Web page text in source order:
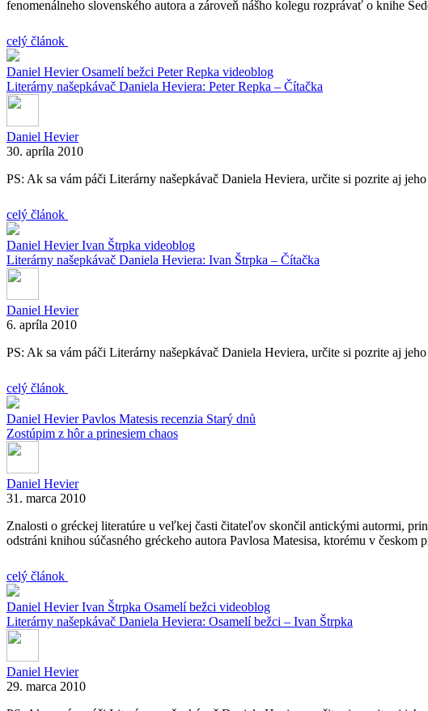
fenomenálneho slovenského autora a zároveň nášho kolegu rozprávať o knihe
celý článok
Daniel HevierOsamelí bežci Peter Repka videoblog
Literárny našepkávač Daniela Heviera: Peter Repka – Čítačka
Daniel Hevier
30. apríla 2010
PS: Ak sa vám páči Literárny našepkávač Daniela Heviera, určite si pozrite aj
celý článok
Daniel HevierIvan Štrpka videoblog
Literárny našepkávač Daniela Heviera: Ivan Štrpka – Čítačka
Daniel Hevier
6. apríla 2010
PS: Ak sa vám páči Literárny našepkávač Daniela Heviera, určite si pozrite aj
celý článok
Daniel HevierPavlos Matesis recenzia Starý dnů
Zostúpim z hôr a prinesiem chaos
Daniel Hevier
31. marca 2010
Znalosti o gréckej literatúre u veľkej časti čitateľov skončil antickými autormi,
odstráni knihou súčasného gréckeho autora Pavlosa Matesisa, ktorému v
celý článok
Daniel HevierIvan Štrpka Osamelí bežci videoblog
Literárny našepkávač Daniela Heviera: Osamelí bežci – Ivan Štrpka
Daniel Hevier
29. marca 2010